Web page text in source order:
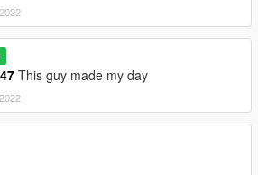
This guy made my day